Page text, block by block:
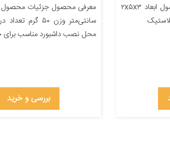
معرفی محصول جزئیات محصول ابعاد ۲x۵x۳
محل نصب داشبورد مناسب برای
بررسی و خرید